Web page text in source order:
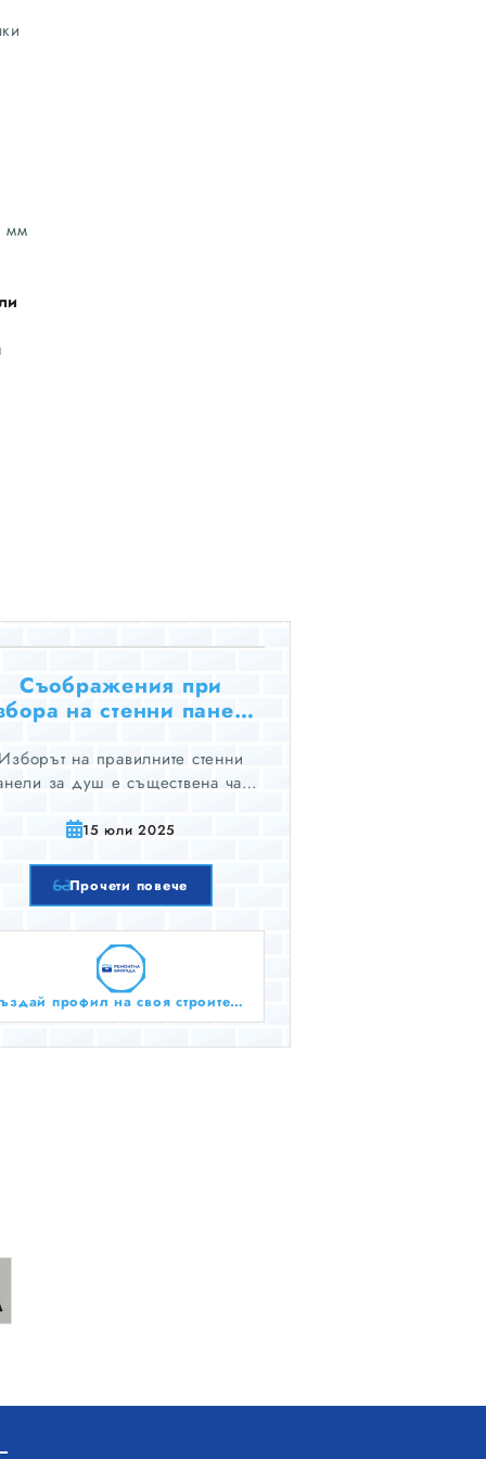
мм
Съображения при
на стенни панели
Изборът на правилните стенни
за душ е съществена част
вашата баня. Избраните от вас
цялостната естетика,
функционалност, издръжливост и
на поддръжка на вашето
душ пространство.
15 юли 2025
Прочети повече
Създай профил на своя строителен бизнес тук безплатно!